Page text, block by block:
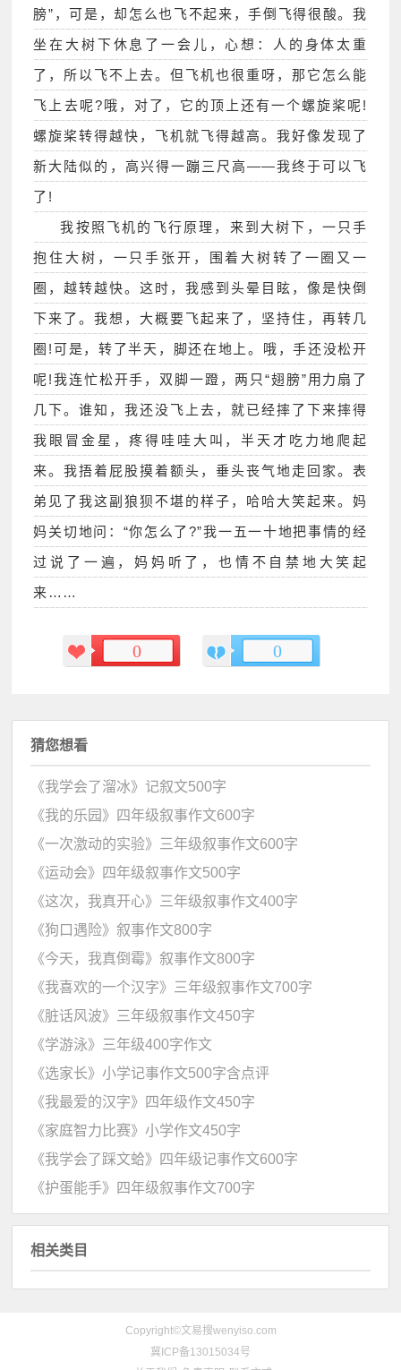
膀”，可是，却怎么也飞不起来，手倒飞得很酸。我
坐在大树下休息了一会儿，心想：人的身体太重
了，所以飞不上去。但飞机也很重呀，那它怎么能
飞上去呢?哦，对了，它的顶上还有一个螺旋桨呢!
螺旋桨转得越快，飞机就飞得越高。我好像发现了
新大陆似的，高兴得一蹦三尺高——我终于可以飞
了!
我按照飞机的飞行原理，来到大树下，一只手
抱住大树，一只手张开，围着大树转了一圈又一
圈，越转越快。这时，我感到头晕目眩，像是快倒
下来了。我想，大概要飞起来了，坚持住，再转几
圈!可是，转了半天，脚还在地上。哦，手还没松开
呢!我连忙松开手，双脚一蹬，两只“翅膀”用力扇了
几下。谁知，我还没飞上去，就已经摔了下来摔得
我眼冒金星，疼得哇哇大叫，半天才吃力地爬起
来。我捂着屁股摸着额头，垂头丧气地走回家。表
弟见了我这副狼狈不堪的样子，哈哈大笑起来。妈
妈关切地问：“你怎么了?”我一五一十地把事情的经
过说了一遍，妈妈听了，也情不自禁地大笑起
来……
0 0
猜您想看
《我学会了溜冰》记叙文500字
《我的乐园》四年级叙事作文600字
《一次激动的实验》三年级叙事作文600字
《运动会》四年级叙事作文500字
《这次，我真开心》三年级叙事作文400字
《狗口遇险》叙事作文800字
《今天，我真倒霉》叙事作文800字
《我喜欢的一个汉字》三年级叙事作文700字
《脏话风波》三年级叙事作文450字
《学游泳》三年级400字作文
《选家长》小学记事作文500字含点评
《我最爱的汉字》四年级作文450字
《家庭智力比赛》小学作文450字
《我学会了踩文蛤》四年级记事作文600字
《护蛋能手》四年级叙事作文700字
相关类目
Copyright©文易搜wenyiso.com
冀ICP备13015034号